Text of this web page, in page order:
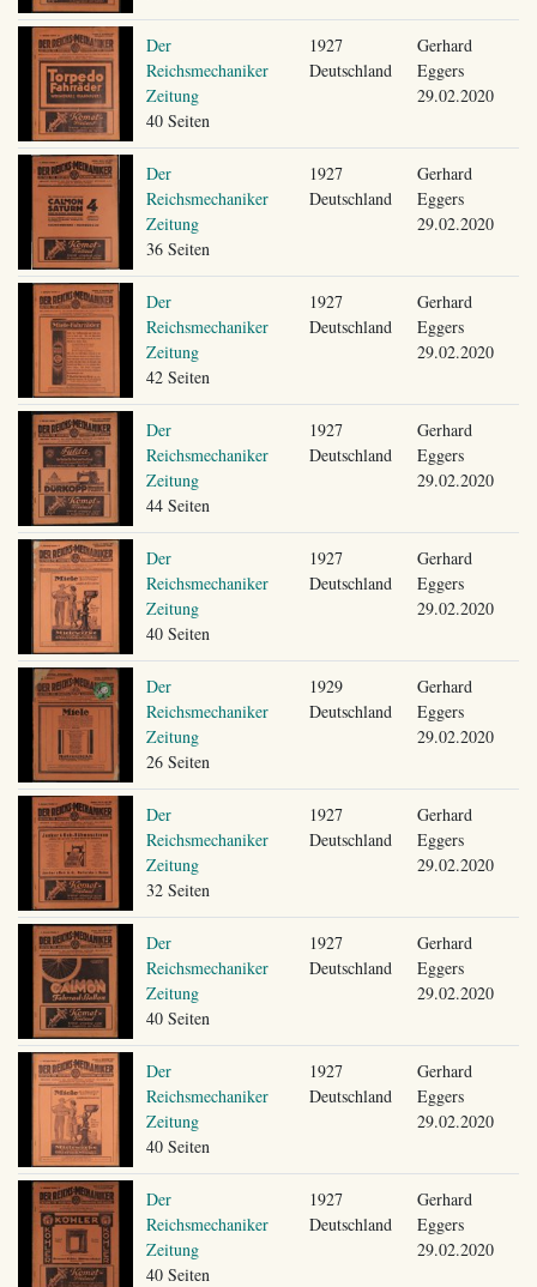
Der
Reichsmechaniker
Zeitung
40 Seiten
1927
Deutschland
Gerhard
Eggers
29.02.2020
Der
Reichsmechaniker
Zeitung
36 Seiten
1927
Deutschland
Gerhard
Eggers
29.02.2020
Der
Reichsmechaniker
Zeitung
42 Seiten
1927
Deutschland
Gerhard
Eggers
29.02.2020
Der
Reichsmechaniker
Zeitung
44 Seiten
1927
Deutschland
Gerhard
Eggers
29.02.2020
Der
Reichsmechaniker
Zeitung
40 Seiten
1927
Deutschland
Gerhard
Eggers
29.02.2020
Der
Reichsmechaniker
Zeitung
26 Seiten
1929
Deutschland
Gerhard
Eggers
29.02.2020
Der
Reichsmechaniker
Zeitung
32 Seiten
1927
Deutschland
Gerhard
Eggers
29.02.2020
Der
Reichsmechaniker
Zeitung
40 Seiten
1927
Deutschland
Gerhard
Eggers
29.02.2020
Der
Reichsmechaniker
Zeitung
40 Seiten
1927
Deutschland
Gerhard
Eggers
29.02.2020
Der
Reichsmechaniker
Zeitung
40 Seiten
1927
Deutschland
Gerhard
Eggers
29.02.2020